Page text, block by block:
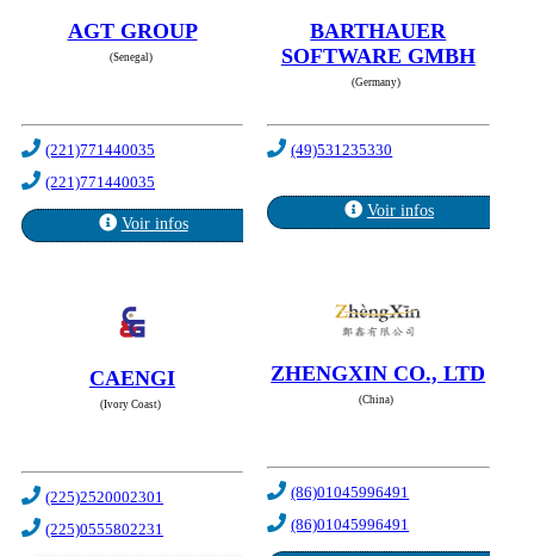
AGT GROUP
(Senegal)
(221)771440035
(221)771440035
Voir infos
BARTHAUER
SOFTWARE GMBH
(Germany)
(49)531235330
Voir infos
CAENGI
(Ivory Coast)
(225)2520002301
(225)0555802231
ZHENGXIN CO., LTD
(China)
(86)01045996491
(86)01045996491